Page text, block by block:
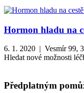
Hormon hladu na
6. 1. 2020 | Vesmír 99,
Hledat nové možnosti
Předplatným